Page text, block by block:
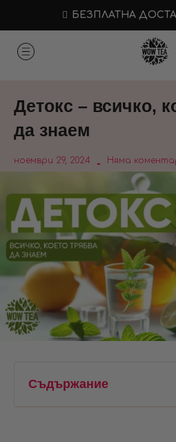
БЕЗПЛАТНА
Детокс – всичко,
да знаем
ноември 29, 2024 Няма
Съдържание